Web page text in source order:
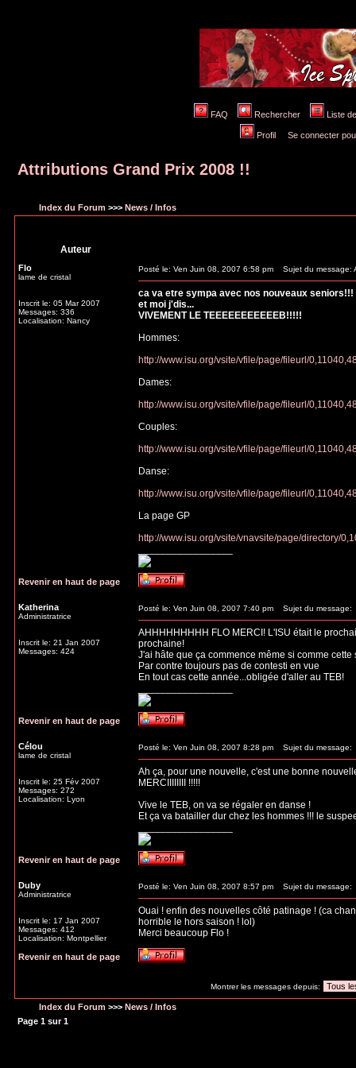
FAQ Rechercher Liste
Profil Se connecter
Attributions Grand Prix 2008 !!
Index du Forum >>> News / Infos
Auteur
Flo
lame de cristal
Inscrit le: 05 Mar 2007
Messages: 336
Localisation: Nancy
Posté le: Ven Juin 08, 2007 6:58 pm Sujet du message:
ca va etre sympa avec nos nouveaux seniors!!!
et moi j'dis...
VIVEMENT LE TEEEEEEEEEEEB!!!!!
Hommes:
http://www.isu.org/vsite/vfile/page/fileurl/
Dames:
http://www.isu.org/vsite/vfile/page/fileurl/
Couples:
http://www.isu.org/vsite/vfile/page/fileurl/
Danse:
http://www.isu.org/vsite/vfile/page/fileurl/
La page GP
http://www.isu.org/vsite/vnavsite/page/directory/
Revenir en haut de page
Katherina
Administratrice
Inscrit le: 21 Jan 2007
Messages: 424
Posté le: Ven Juin 08, 2007 7:40 pm Sujet du message:
AHHHHHHHHH FLO MERCI! L'ISU était le
prochaine!
J'ai hâte que ça commence même si comme
Par contre toujours pas de contesti en vue
En tout cas cette année...obligée d'aller au TEB!
Revenir en haut de page
Célou
lame de cristal
Inscrit le: 25 Fév 2007
Messages: 272
Localisation: Lyon
Posté le: Ven Juin 08, 2007 8:28 pm Sujet du message:
Ah ça, pour une nouvelle, c'est une bonne
MERCIIIIIIII !!!!!
Vive le TEB, on va se régaler en danse !
Et ça va batailler dur chez les hommes !!! le
Revenir en haut de page
Duby
Administratrice
Inscrit le: 17 Jan 2007
Messages: 412
Localisation: Montpellier
Posté le: Ven Juin 08, 2007 8:57 pm Sujet du message:
Ouai ! enfin des nouvelles côté patinage ! (ca
horrible le hors saison ! lol)
Merci beaucoup Flo !
Revenir en haut de page
Montrer les messages depuis:
Index du Forum >>> News / Infos
Page 1 sur1